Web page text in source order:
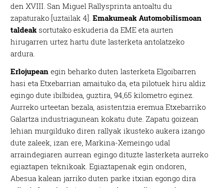
den XVIII. San Miguel Rallysprinta antoaltu du
zapaturako [uztailak 4].Emakumeak Automobilismoan
taldeak sortutako eskuderia da EME eta aurten
hirugarren urtez hartu dute lasterketa antolatzeko
ardura.
Erlojupean egin beharko duten lasterketa Elgoibarren
hasi eta Etxebarrian amaituko da, eta pilotuek hiru aldiz
egingo dute ibilbidea, guztira, 94,65 kilometro eginez.
Aurreko urteetan bezala, asistentzia eremua Etxebarriko
Galartza industriagunean kokatu dute. Zapatu goizean
lehian murgilduko diren rallyak ikusteko aukera izango
dute zaleek, izan ere, Markina-Xemeingo udal
arraindegiaren aurrean egingo dituzte lasterketa aurreko
egiaztapen teknikoak. Egiaztapenak egin ondoren,
Abesua kalean jarriko duten parke itxian egongo dira